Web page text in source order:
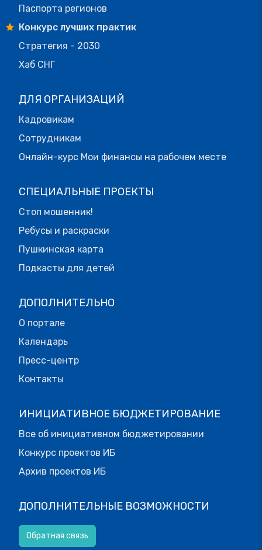
Паспорта регионов
Конкурс лучших практик
Стратегия - 2030
Хаб СНГ
ДЛЯ ОРГАНИЗАЦИЙ
Кадровикам
Сотрудникам
Онлайн-курс Мои финансы на рабочем месте
СПЕЦИАЛЬНЫЕ ПРОЕКТЫ
Стоп мошенник!
Ребусы и раскраски
Пушкинская карта
Подкасты для детей
ДОПОЛНИТЕЛЬНО
О портале
Календарь
Пресс-центр
Контакты
ИНИЦИАТИВНОЕ БЮДЖЕТИРОВАНИЕ
Все об инициативном бюджетировании
Конкурс проектов ИБ
Архив проектов ИБ
ДОПОЛНИТЕЛЬНЫЕ ВОЗМОЖНОСТИ
Обратная связь